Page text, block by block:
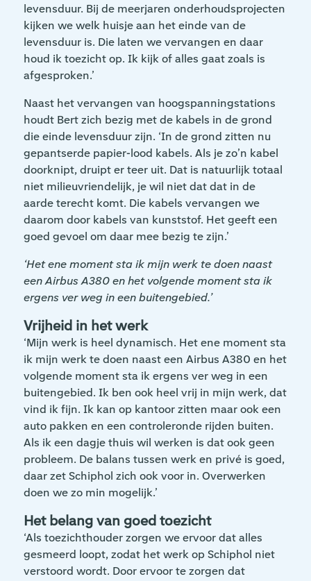
levensduur. Bij de meerjaren onderhoudsprojecten
kijken we welk huisje aan het einde van de
levensduur is. Die laten we vervangen en daar
houd ik toezicht op. Ik kijk of alles gaat zoals is
afgesproken.’
Naast het vervangen van hoogspanningstations
houdt Bert zich bezig met de kabels in de grond
die einde levensduur zijn. ‘In de grond zitten nu
gepantserde papier-lood kabels. Als je zo’n kabel
doorknipt, druipt er teer uit. Dat is natuurlijk totaal
niet milieuvriendelijk, je wil niet dat dat in de
aarde terecht komt. Die kabels vervangen we
daarom door kabels van kunststof. Het geeft een
goed gevoel om daar mee bezig te zijn.’
‘Het ene moment sta ik mijn werk te doen naast
een Airbus A380 en het volgende moment sta ik
ergens ver weg in een buitengebied.’
Vrijheid in het werk
‘Mijn werk is heel dynamisch. Het ene moment sta
ik mijn werk te doen naast een Airbus A380 en het
volgende moment sta ik ergens ver weg in een
buitengebied. Ik ben ook heel vrij in mijn werk, dat
vind ik fijn. Ik kan op kantoor zitten maar ook een
auto pakken en een controleronde rijden buiten.
Als ik een dagje thuis wil werken is dat ook geen
probleem. De balans tussen werk en privé is goed,
daar zet Schiphol zich ook voor in. Overwerken
doen we zo min mogelijk.’
Het belang van goed toezicht
‘Als toezichthouder zorgen we ervoor dat alles
gesmeerd loopt, zodat het werk op Schiphol niet
verstoord wordt. Door ervoor te zorgen dat